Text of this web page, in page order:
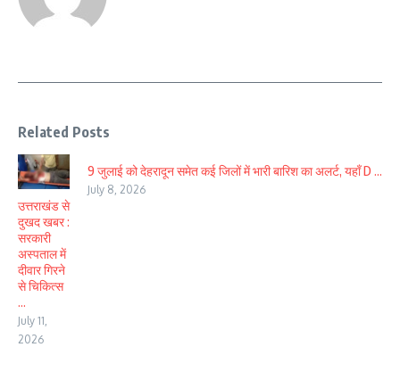
Related Posts
उत्तराखंड से
दुखद खबर :
सरकारी
अस्पताल में
दीवार गिरने
से चिकित्स
...
July 11,
2026
9 जुलाई को देहरादून समेत कई जिलों में भारी बारिश का अलर्ट, यहाँ D ...
July 8, 2026